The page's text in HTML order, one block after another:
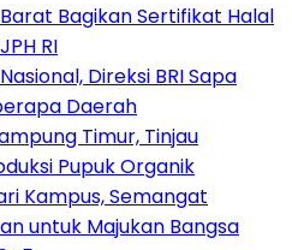
Barat Bagikan Sertifikat Halal
RI
Direksi BRI Sapa
Daerah
Timur, Tinjau
Pupuk Organik
Kampus, Semangat
untuk Majukan Bangsa